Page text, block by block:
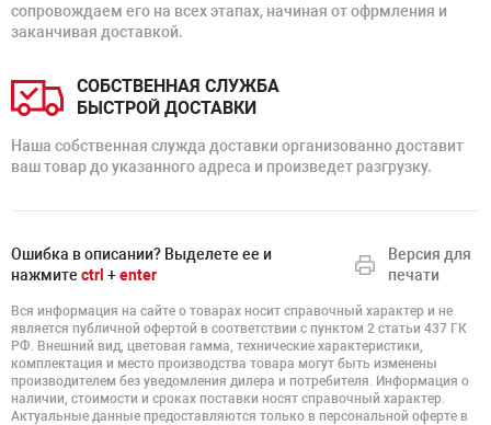
сопровождаем его на всех этапах, начиная от офрмления и
заканчивая доставкой.
СОБСТВЕННАЯ СЛУЖБА
БЫСТРОЙ ДОСТАВКИ
Наша собственная служда доставки организованно доставит
ваш товар до указанного адреса и произведет разгрузку.
Ошибка в описании? Выделете ее и
нажмите ctrl +enter
Версия для
печати
Вся информация на сайте о товарах носит справочный характер и не
является публичной офертой в соответствии с пунктом 2 статьи 437 ГК
РФ. Внешний вид, цветовая гамма, технические характеристики,
комплектация и место производства товара могут быть изменены
производителем без уведомления дилера и потребителя. Информация о
наличии, стоимости и сроках поставки носят справочный характер.
Актуальные данные предоставляются только в персональной оферте в